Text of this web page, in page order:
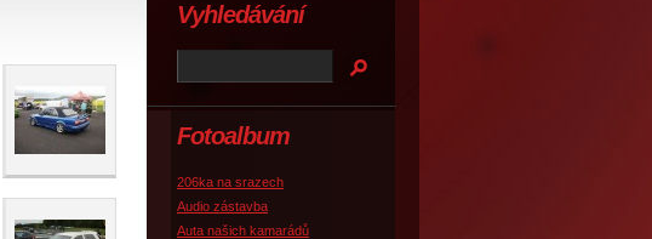
Fotoalbum
206ka na srazech
Audio zástavba
Auta našich kamarádů
Vyhledávání